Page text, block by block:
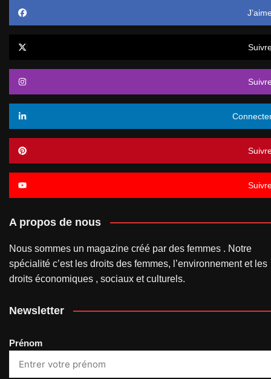
A propos de nous
Nous sommes un magazine créé par des femmes . Notre
spécialité c’est les droits des femmes, l’environnement et les
droits économiques , sociaux et culturels.
Newsletter
Prénom